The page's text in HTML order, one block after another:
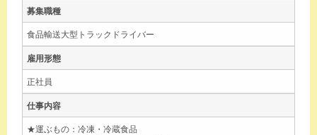
募集職種
食品輸送大型トラックドライバー
雇用形態
正社員
仕事内容
★運ぶもの：冷凍・冷蔵食品